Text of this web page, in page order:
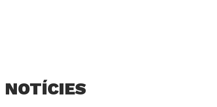
NOTÍCIES